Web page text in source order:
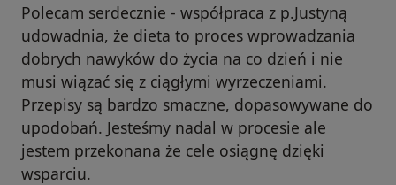
Polecam serdecznie - współpraca z p.Justyną
udowadnia, że dieta to proces wprowadzania
dobrych nawyków do życia na co dzień i nie
musi wiązać się z ciągłymi wyrzeczeniami.
Przepisy są bardzo smaczne, dopasowywane do
upodobań. Jesteśmy nadal w procesie ale
jestem przekonana że cele osiągnę dzięki
wsparciu.